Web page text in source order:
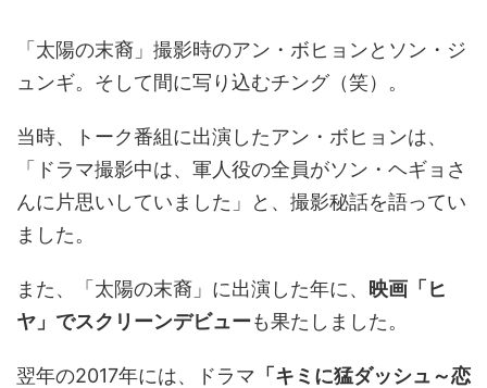
「太陽の末裔」撮影時のアン・ボヒョンとソン・ジ
ュンギ。そして間に写り込むチング（笑）。
当時、トーク番組に出演したアン・ボヒョンは、
「ドラマ撮影中は、軍人役の全員がソン・ヘギョさ
んに片思いしていました」と、撮影秘話を語ってい
ました。
また、「太陽の末裔」に出演した年に、
映画「ヒ
ヤ」でスクリーンデビューも果たしました。
翌年の2017年には、ドラマ 「キミに猛ダッシュ～恋